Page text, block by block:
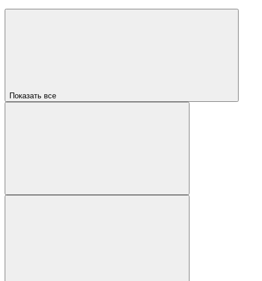
Показать все